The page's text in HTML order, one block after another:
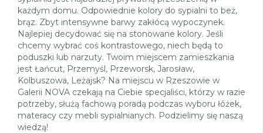
każdym domu. Odpowiednie kolory do sypialni to beż,
brąz. Zbyt intensywne barwy zakłócą wypoczynek.
Najlepiej decydować się na stonowane kolory. Jeśli
chcemy wybrać coś kontrastowego, niech będą to
poduszki lub narzuty. Twoim miejscem zamieszkania
jest Łańcut, Przemyśl, Przeworsk, Jarosław,
Kolbuszowa, Leżajsk? Na miejscu w Rzeszowie w
Galerii NOVA czekają na Ciebie specjaliści, którzy w razie
potrzeby, służą fachową poradą podczas wyboru łóżek,
materacy czy mebli sypialnianych. Podzielimy się naszą
wiedzą!